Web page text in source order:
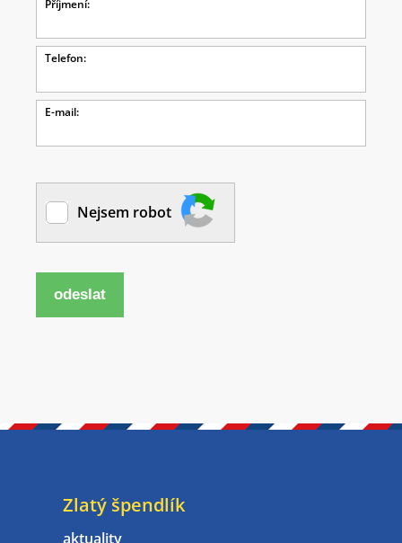
Příjmení:
Telefon:
E-mail:
Nejsem robot
odeslat
Zlatý špendlík
aktuality